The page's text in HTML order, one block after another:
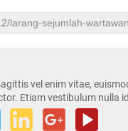
vel enim vitae,
Etiam vestibulum nulla